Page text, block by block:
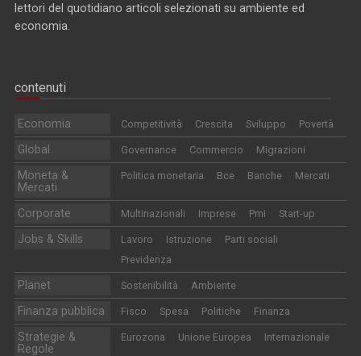
lettori del quotidiano articoli selezionati su ambiente ed
economia.
contenuti
Economia Competitività Crescita Sviluppo Povertà
Global Governance Commercio Migrazioni
Moneta &
Mercati
Politica monetaria Bce Banche Mercati
Corporate Multinazionali Imprese Pmi Start-up
Jobs & Skills Lavoro Istruzione
Parti sociali
Previdenza
Planet Sostenibilità Ambiente
Finanza pubblica Fisco Spesa Politiche Finanza
Strategie &
Regole
Eurozona Unione Europea Internazionale